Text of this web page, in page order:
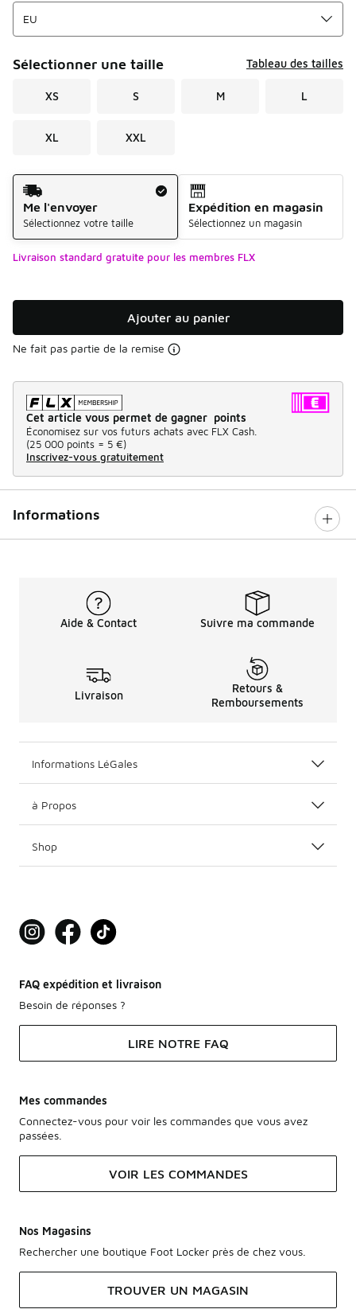
Sélectionner une taille Tableau des tailles
XS S M L
XL XXL
Mode d'expédition
Me l'envoyer
Sélectionnez votre taille
Expédition en magasin
Sélectionnez un magasin
Livraison standard gratuite pour les membres FLX
Ajouter au panier
Ne fait pas partie de la remise
Cet article vous permet de gagner points
Économisez sur vos futurs achats avec FLX Cash.
(25 000 points = 5 €)
Inscrivez-vous gratuitement
Informations
Aide & Contact Suivre ma commande
Livraison
Retours &
Remboursements
Informations LéGales
à Propos
Shop
FAQ expédition et livraison
Besoin de réponses ?
LIRE NOTRE FAQ
Mes commandes
Connectez-vous pour voir les commandes que vous avez
passées.
VOIR LES COMMANDES
Nos Magasins
Rechercher une boutique Foot Locker près de chez vous.
TROUVER UN MAGASIN